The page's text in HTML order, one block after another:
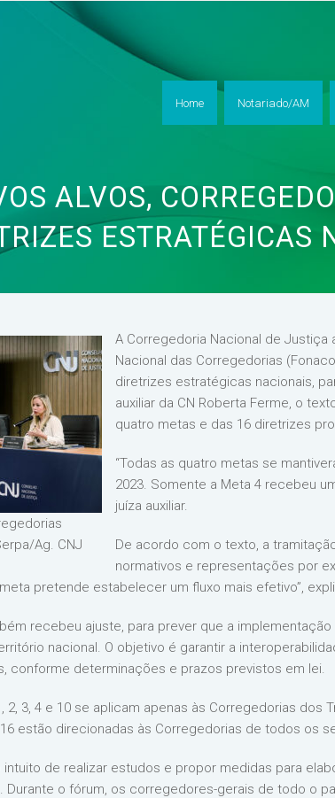
Home Notariado/AM
ALVOS,
Ag. CNJ
A Corregedoria Nacional de
Nacional das Corregedorias
diretrizes estratégicas nacionais,
auxiliar da CN Roberta Ferme, o
quatro metas e das 16 diretrizes
“Todas as quatro metas se
2023. Somente a Meta 4 recebeu
juíza auxiliar.
De acordo com o texto, a
normativos e representações por
pretende estabelecer um fluxo mais efetivo”,
recebeu ajuste, para prever que a
nacional. O objetivo é garantir a
conforme determinações e prazos previstos em lei.
2, 3, 4 e 10 se aplicam apenas às Corregedorias dos
16 estão direcionadas às Corregedorias de todos os
de realizar estudos e propor medidas para
Durante o fórum, os corregedores-gerais de todo o